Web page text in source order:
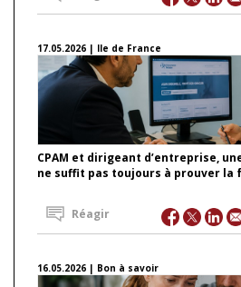
17.05.2026 | Ile de France
CPAM et dirigeant d’entreprise,
ne suffit pas toujours à prouver la
Réagir
16.05.2026 | Bon à savoir